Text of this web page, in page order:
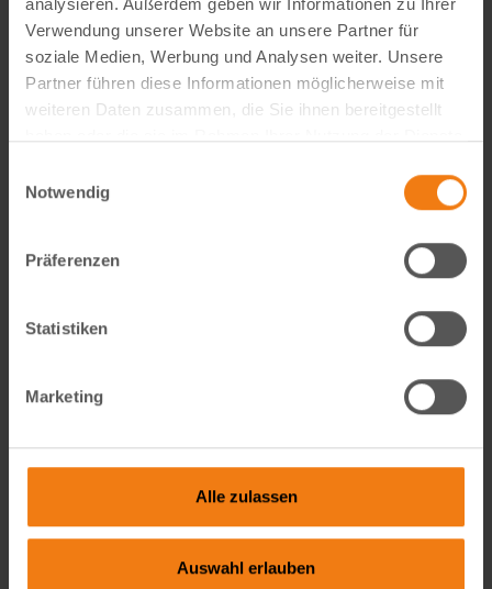
analysieren. Außerdem geben wir Informationen zu Ihrer
Verwendung unserer Website an unsere Partner für
soziale Medien, Werbung und Analysen weiter. Unsere
Partner führen diese Informationen möglicherweise mit
weiteren Daten zusammen, die Sie ihnen bereitgestellt
Notwendig
Präferenzen
Statistiken
Marketing
Alle zulassen
Auswahl erlauben
Visual Content Creator (m/w/d) – E-Commerce
Werde Teil von Lemodo360! Als Visual Content Creator
gestaltest du verkaufsstarke Amazon- und E-Commerce-
Bildwelten – von der Idee bis zum A++ Content. Kreativ,
technisch, KI-getrieben und mit echtem…
Seitenmarkise richtig wählen: FAQ zu Sicht- & Windschutz